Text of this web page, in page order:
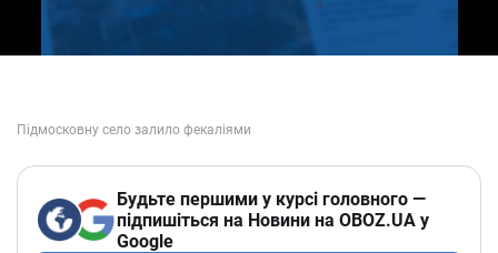
Будьте першими у курсі головного —
підпишіться на Новини на OBOZ.UA у
Google